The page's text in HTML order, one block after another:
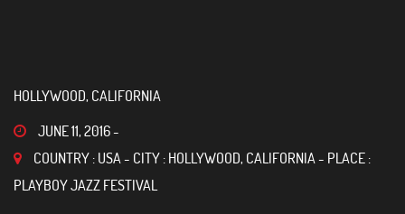
HOLLYWOOD, CALIFORNIA
JUNE 11, 2016-
COUNTRY : USA - CITY : HOLLYWOOD, CALIFORNIA - PLACE :
PLAYBOY JAZZ FESTIVAL